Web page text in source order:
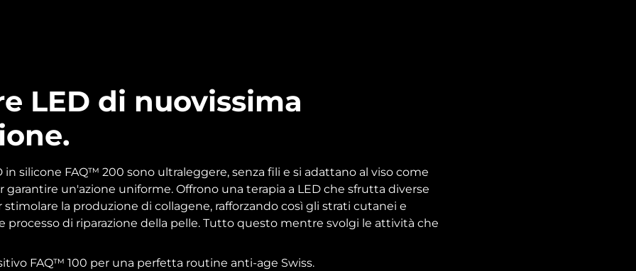
LED di nuovissima
in silicone FAQ™ 200 sono ultraleggere, senza fili e si adattano al viso come
garantire un'azione uniforme. Offrono una terapia a LED che sfrutta diverse
stimolare la produzione di collagene, rafforzando così gli strati cutanei e
processo di riparazione della pelle. Tutto questo mentre svolgi le attività che
FAQ™ 100 per una perfetta routine anti-age Swiss.